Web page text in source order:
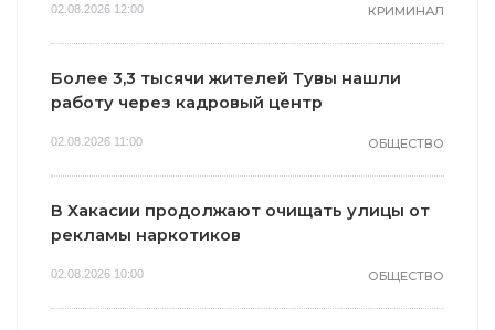
02.08.2026 12:00 КРИМИНАЛ
Более 3,3 тысячи жителей Тувы нашли
работу через кадровый центр
02.08.2026 11:00 ОБЩЕСТВО
В Хакасии продолжают очищать улицы от
рекламы наркотиков
02.08.2026 10:00 ОБЩЕСТВО